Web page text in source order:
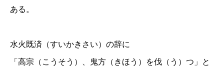
ある。
水火既済（すいかきさい）の辞に
「高宗（こうそう）、鬼方（きほう）を伐（う）つ」と